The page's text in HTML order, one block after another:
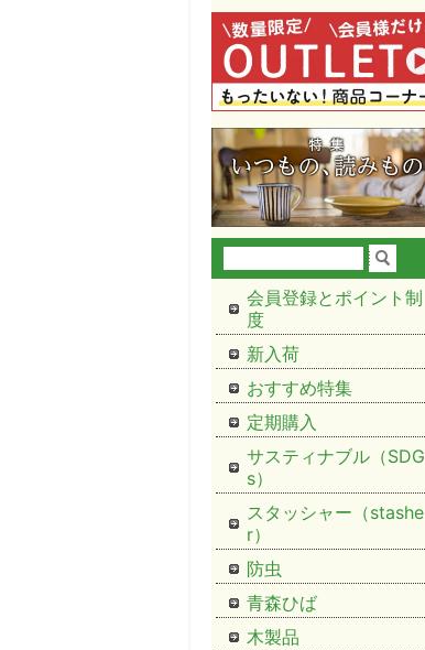
会員登録とポイント制
度
新入荷
おすすめ特集
定期購入
サスティナブル（SDG
s）
スタッシャー（stashe
r）
防虫
青森ひば
木製品